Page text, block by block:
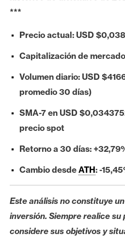
t
h
e
r
u
m
I
n
á
l
***
Precio actual: USD
Capitalización de
Volumen diario: USD
promedio 30 días)
SMA-7 en USD
precio spot
Retorno a 30 días:
Cambio desdeATH: -
Este análisis no constituye
inversión. Siempre realice
considere sus objetivos y